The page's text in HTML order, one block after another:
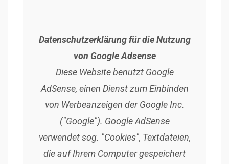
Datenschutzerklärung für die Nutzung
von Google Adsense
Diese Website benutzt Google
AdSense, einen Dienst zum Einbinden
von Werbeanzeigen der Google Inc.
("Google"). Google AdSense
verwendet sog. "Cookies", Textdateien,
die auf Ihrem Computer gespeichert